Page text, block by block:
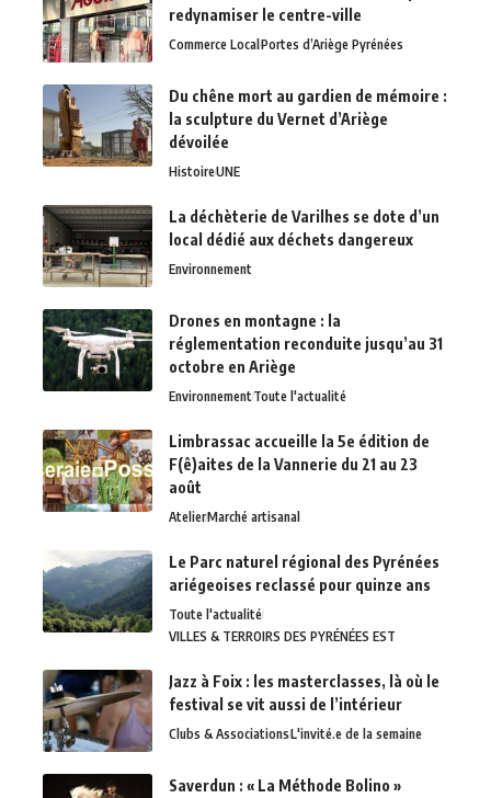
redynamiser le centre-ville
Commerce LocalPortes d’Ariège Pyrénées
Du chêne mort au gardien de mémoire :
la sculpture du Vernet d’Ariège
dévoilée
HistoireUNE
La déchèterie de Varilhes se dote d’un
local dédié aux déchets dangereux
Environnement
Drones en montagne : la
réglementation reconduite jusqu’au 31
octobre en Ariège
EnvironnementToute l'actualité
Limbrassac accueille la 5e édition de
F(ê)aites de la Vannerie du 21 au 23
août
AtelierMarché artisanal
Le Parc naturel régional des Pyrénées
ariégeoises reclassé pour quinze ans
Toute l'actualité
VILLES & TERROIRS DES PYRÉNÉES EST
Jazz à Foix : les masterclasses, là où le
festival se vit aussi de l’intérieur
Clubs & AssociationsL'invité.e de la semaine
Saverdun : « La Méthode Bolino »